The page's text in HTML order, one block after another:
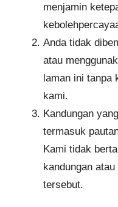
menjamin
Anda tidak
atau
laman ini tanpa
kami.
Kandungan
termasuk
Kami tidak
kandungan
tersebut.